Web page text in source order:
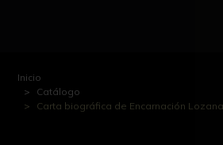
Inicio
Catálogo
Carta biográfica de Encarnación